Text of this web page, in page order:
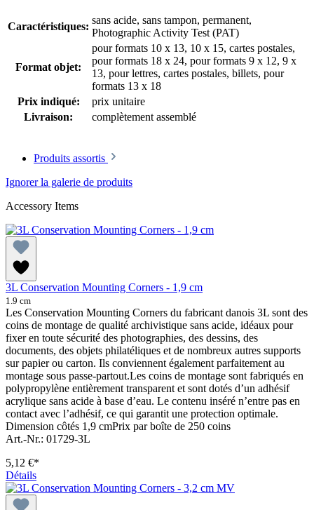
Caractéristiques:
sans acide, sans tampon, permanent,
Photographic Activity Test (PAT)
Format objet:
pour formats 10 x 13, 10 x 15, cartes postales,
pour formats 18 x 24, pour formats 9 x 12, 9 x
13, pour lettres, cartes postales, billets, pour
formats 13 x 18
Prix indiqué:
prix unitaire
Livraison:
complètement assemblé
Produits assortis
Ignorer la galerie de produits
Accessory Items
3L Conservation Mounting Corners - 1,9 cm
1.9 cm
Les Conservation Mounting Corners du fabricant danois 3L sont des
coins de montage de qualité archivistique sans acide, idéaux pour
fixer en toute sécurité des photographies, des dessins, des
documents, des objets philatéliques et de nombreux autres supports
sur papier ou carton. Ils conviennent également parfaitement au
montage sous passe-partout.Les coins de montage sont fabriqués en
polypropylène entièrement transparent et sont dotés d’un adhésif
acrylique sans acide à base d’eau. Le contenu inséré n’entre pas en
contact avec l’adhésif, ce qui garantit une protection optimale.
Dimension côtés 1,9 cmPrix par boîte de 250 coins
Art.-Nr.: 01729-3L
5,12 €*
Détails